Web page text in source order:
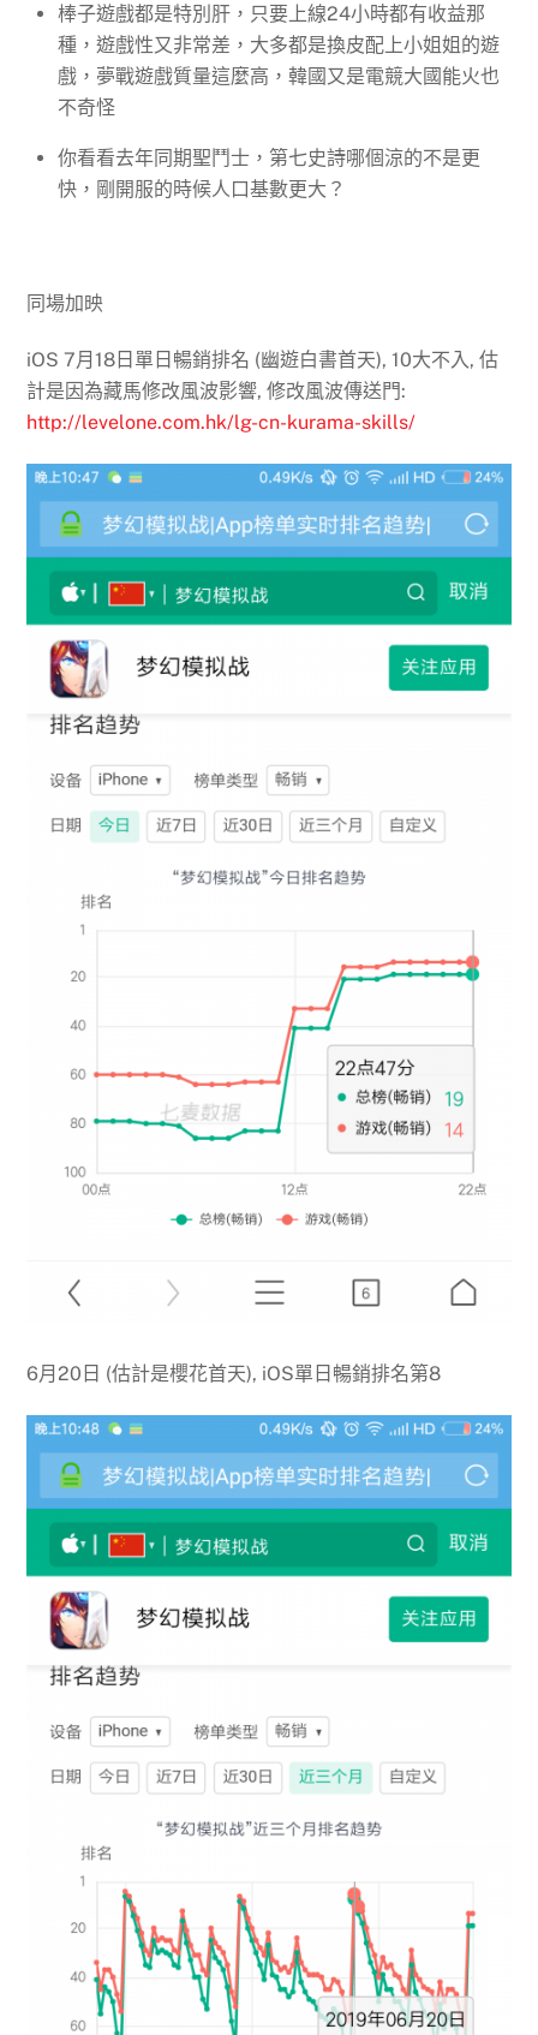
棒子遊戲都是特別肝，只要上線24小時都有收益那
種，遊戲性又非常差，大多都是換皮配上小姐姐的遊
戲，夢戰遊戲質量這麼高，韓國又是電競大國能火也
不奇怪
你看看去年同期聖鬥士，第七史詩哪個涼的不是更
快，剛開服的時候人口基數更大？
同場加映
iOS 7月18日單日暢銷排名 (幽遊白書首天), 10大不入, 估
計是因為藏馬修改風波影響, 修改風波傳送門:
http://levelone.com.hk/lg-cn-kurama-skills/
6月20日 (估計是櫻花首天), iOS單日暢銷排名第8